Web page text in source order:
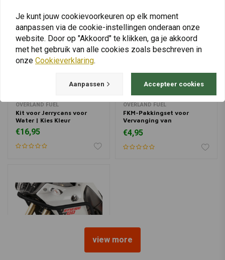
OVERLAND FUEL
Kit voor Jerrycans voor
Water | Kies Kleur
€16,95
OVERLAND FUEL
FKM-Pakkingset voor
Vervanging van
€4,95
view more
Je kunt jouw cookievoorkeuren op elk moment
aanpassen via de cookie-instellingen onderaan onze
website. Door op "Akkoord" te klikken, ga je akkoord
met het gebruik van alle cookies zoals beschreven in
onze Cookieverklaring.
Aanpassen Accepteer cookies